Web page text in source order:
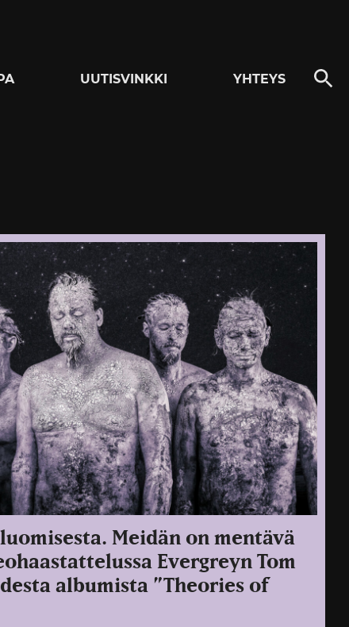
UUTISVINKKI YHTEYS
Meidän on mentävä
Evergreyn Tom
albumista ”Theories of